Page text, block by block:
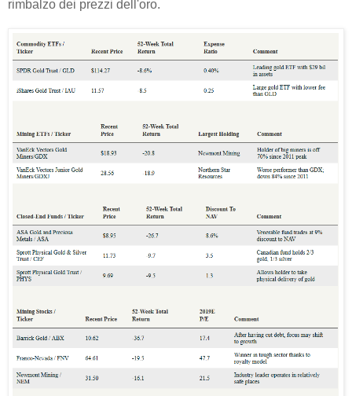
rimbalzo dei prezzi dell'oro.